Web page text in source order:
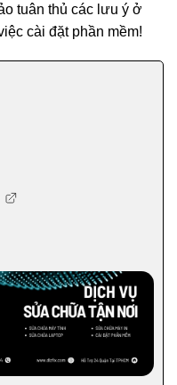
tuân thủ các lưu ý ở
cài đặt phần mềm!